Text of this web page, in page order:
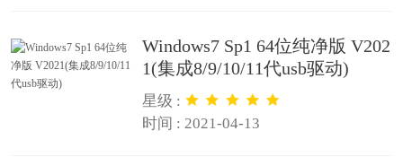
Windows7 Sp1 64位纯净版 V202
1(集成8/9/10/11代usb驱动)
星级 :
时间 : 2021-04-13